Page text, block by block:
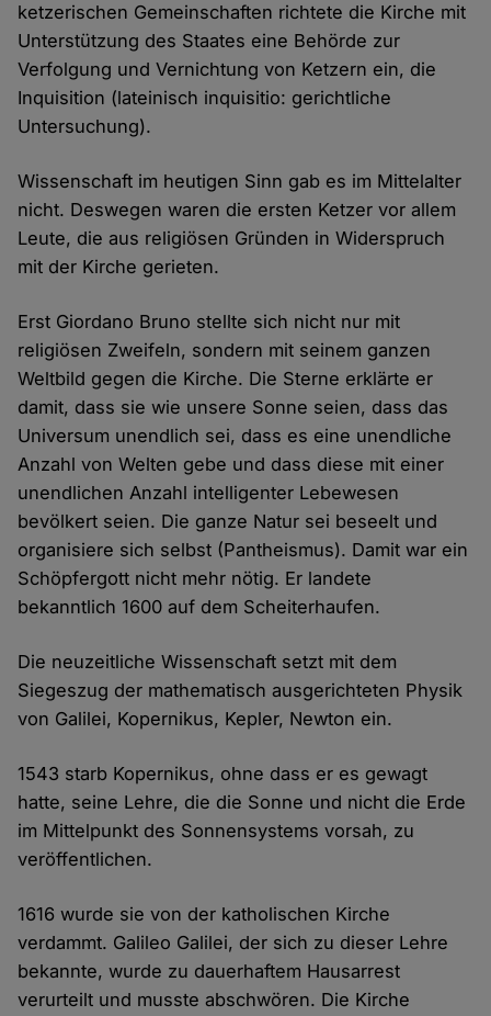
ketzerischen Gemeinschaften richtete die Kirche mit
Unterstützung des Staates eine Behörde zur
Verfolgung und Vernichtung von Ketzern ein, die
Inquisition (lateinisch inquisitio: gerichtliche
Untersuchung).
Wissenschaft im heutigen Sinn gab es im Mittelalter
nicht. Deswegen waren die ersten Ketzer vor allem
Leute, die aus religiösen Gründen in Widerspruch
mit der Kirche gerieten.
Erst Giordano Bruno stellte sich nicht nur mit
religiösen Zweifeln, sondern mit seinem ganzen
Weltbild gegen die Kirche. Die Sterne erklärte er
damit, dass sie wie unsere Sonne seien, dass das
Universum unendlich sei, dass es eine unendliche
Anzahl von Welten gebe und dass diese mit einer
unendlichen Anzahl intelligenter Lebewesen
bevölkert seien. Die ganze Natur sei beseelt und
organisiere sich selbst (Pantheismus). Damit war ein
Schöpfergott nicht mehr nötig. Er landete
bekanntlich 1600 auf dem Scheiterhaufen.
Die neuzeitliche Wissenschaft setzt mit dem
Siegeszug der mathematisch ausgerichteten Physik
von Galilei, Kopernikus, Kepler, Newton ein.
1543 starb Kopernikus, ohne dass er es gewagt
hatte, seine Lehre, die die Sonne und nicht die Erde
im Mittelpunkt des Sonnensystems vorsah, zu
veröffentlichen.
1616 wurde sie von der katholischen Kirche
verdammt. Galileo Galilei, der sich zu dieser Lehre
bekannte, wurde zu dauerhaftem Hausarrest
verurteilt und musste abschwören. Die Kirche